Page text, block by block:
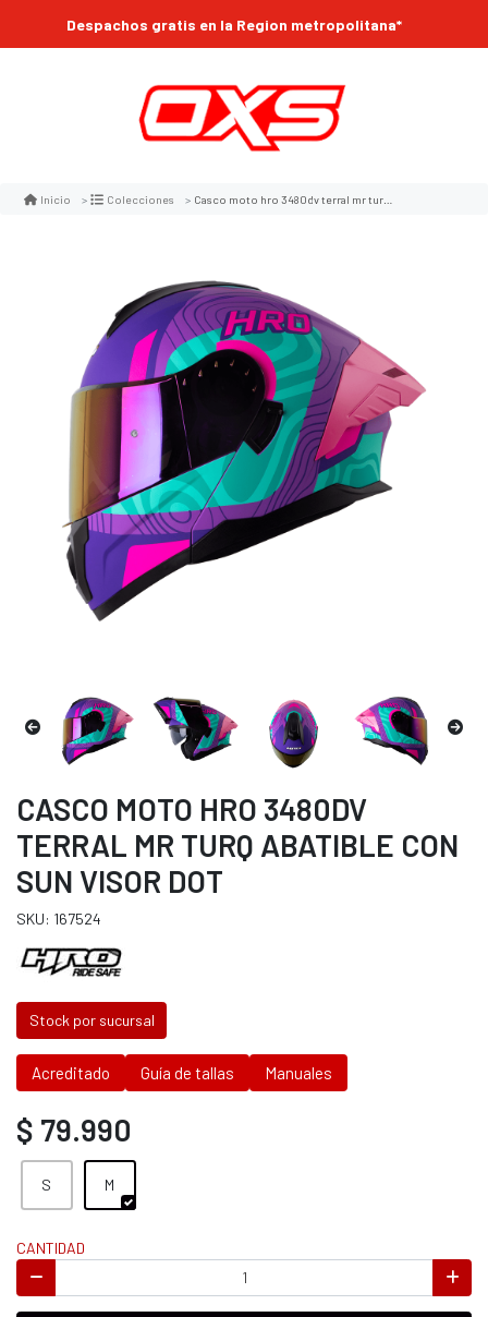
Despachos gratis en la Region metropolitana*
Inicio Colecciones Casco moto hro 3480dv terral mr turq abatible con sun visor dot
CASCO MOTO HRO 3480DV
TERRAL MR TURQ ABATIBLE CON
SUN VISOR DOT
SKU: 167524
Stock por sucursal
Acreditado Guía de tallas Manuales
$ 79.990
S M
CANTIDAD